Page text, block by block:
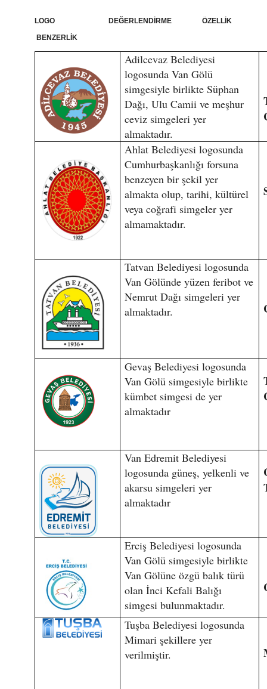
LOGO DEĞERLENDİRME ÖZELLİK
BENZERLİK
Adilcevaz Belediyesi
logosunda Van Gölü
simgesiyle birlikte Süphan
Dağı, Ulu Camii ve meşhur
ceviz simgeleri yer
almaktadır.
Ahlat Belediyesi logosunda
Cumhurbaşkanlığı forsuna
benzeyen bir şekil yer
almakta olup, tarihi, kültürel
veya coğrafi simgeler yer
almamaktadır.
Tatvan Belediyesi logosunda
Van Gölünde yüzen feribot ve
Nemrut Dağı simgeleri yer
almaktadır.
Gevaş Belediyesi logosunda
Van Gölü simgesiyle birlikte
kümbet simgesi de yer
almaktadır
Van Edremit Belediyesi
logosunda güneş, yelkenli ve
akarsu simgeleri yer
almaktadır
Erciş Belediyesi logosunda
Van Gölü simgesiyle birlikte
Van Gölüne özgü balık türü
olan İnci Kefali Balığı
simgesi bulunmaktadır.
Tuşba Belediyesi logosunda
Mimari şekillere yer
verilmiştir.